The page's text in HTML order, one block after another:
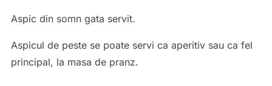
Aspic din somn gata servit.
Aspicul de peste se poate servi ca aperitiv sau ca fel
principal, la masa de pranz.